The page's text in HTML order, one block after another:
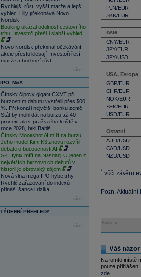
Rychlejší růst, vyšší marže a lepší
výhled. Lilly překonává Novo
Nordisk
Booking ukázal odolnost cestovního
trhu. Investoři přešli i slabší výhled
Novo Nordisk překonal očekávání,
akcie přesto klesají. Investoři řeší
marže a budoucí růst
více...
IPO, M&A
Čínský čipový gigant CXMT při
burzovním debutu vystřelil přes 500
%. Překonal i největší banku země
Stát by mohl dát na burzu až 40
procent akcií pražského letiště v
roce 2028, řekl Babiš
Čínský Moonshot AI míří na burzu.
Jeho model Kimi K3 znovu rozvířil
debatu o budoucnosti AI
SK Hynix míří na Nasdaq. O jeden z
největších burzovních debutů v
historii je obrovský zájem
Nová vlna mega IPO hýbe trhy.
Rychlé zařazování do indexů
přináší šance i rizika
více...
TÝDENNÍ PŘEHLEDY
více...
PLN/EUR
SKK/EUR
Asie
CNY/EUR
JPY/EUR
JPY/USD
USA, Evropa
GBP/EUR
CHF/EUR
NOK/EUR
SEK/EUR
USD/EUR
Ostatní
AUD/USD
CAD/USD
NZD/USD
* vůči závěru
Pozn. Aktuální
Reklama
Váš názor
Na tomto místě
pouze přihlášení
zde.